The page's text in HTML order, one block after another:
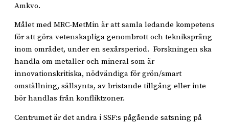
Amkvo.
Målet med MRC-MetMin är att samla ledande kompetens
för att göra vetenskapliga genombrott och tekniksprång
inom området, under en sexårsperiod. Forskningen ska
handla om metaller och mineral som är
innovationskritiska, nödvändiga för grön/smart
omställning, sällsynta, av bristande tillgång eller inte
bör handlas från konfliktzoner.
Centrumet är det andra i SSF:s pågående satsning på